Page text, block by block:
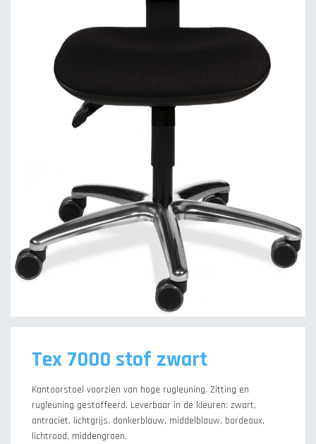
Tex 7000 stof zwart
Kantoorstoel voorzien van hoge rugleuning. Zitting en
rugleuning gestoffeerd. Leverbaar in de kleuren: zwart,
antraciet, lichtgrijs, donkerblauw, middelblauw, bordeaux,
lichtrood, middengroen.